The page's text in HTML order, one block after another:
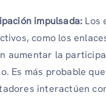
impulsada: Los
como los
aumentar la
Es más probable
interactúen